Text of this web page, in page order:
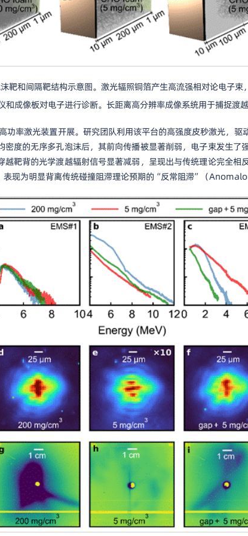
靶和间隔靶结构示意图。激光辐照铜箔产生高流强相对论电子束
成像板对电子进行诊断。长距离高分辨率成像系统用于捕捉渡
功率激光装置开展。研究团队利用该平台的高强度皮秒激光，
度的无序多孔泡沫后，其前向传播被显著削弱，电子束发生
靶背的光学渡越辐射信号显著减弱，呈现出与传统理论完全
表现为明显背离传统碰撞阻滞理论预期的“反常阻滞”（